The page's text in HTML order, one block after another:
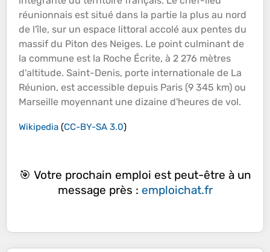
réunionnais est situé dans la partie la plus au nord
de l'île, sur un espace littoral accolé aux pentes du
massif du Piton des Neiges. Le point culminant de
la commune est la Roche Écrite, à 2 276 mètres
d'altitude. Saint-Denis, porte internationale de La
Réunion, est accessible depuis Paris (9 345 km) ou
Marseille moyennant une dizaine d'heures de vol.
Wikipedia (CC-BY-SA 3.0)
🎯 Votre prochain emploi est peut-être à un
message près : emploichat.fr